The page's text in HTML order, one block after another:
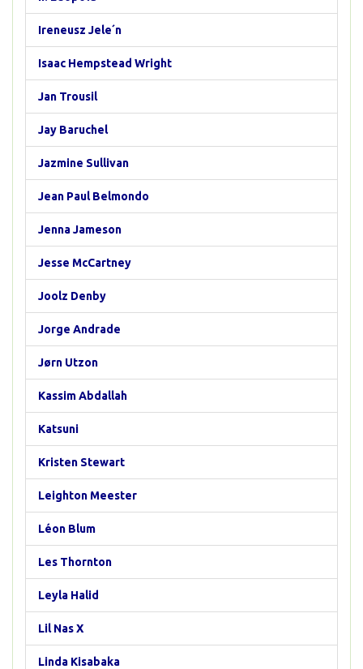
Ireneusz Jele´n
Isaac Hempstead Wright
Jan Trousil
Jay Baruchel
Jazmine Sullivan
Jean Paul Belmondo
Jenna Jameson
Jesse McCartney
Joolz Denby
Jorge Andrade
Jørn Utzon
Kassim Abdallah
Katsuni
Kristen Stewart
Leighton Meester
Léon Blum
Les Thornton
Leyla Halid
Lil Nas X
Linda Kisabaka